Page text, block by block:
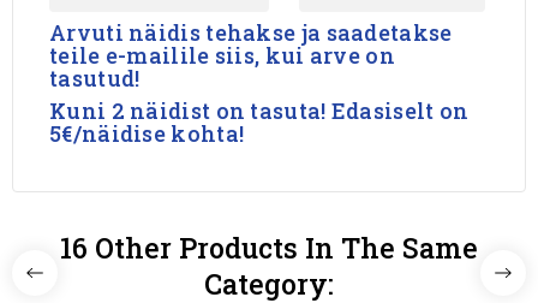
Arvuti näidis tehakse ja saadetakse
teile e-mailile siis, kui arve on
tasutud!
Kuni 2 näidist on tasuta! Edasiselt on
5€/näidise kohta!
16 Other Products In The Same
Category: